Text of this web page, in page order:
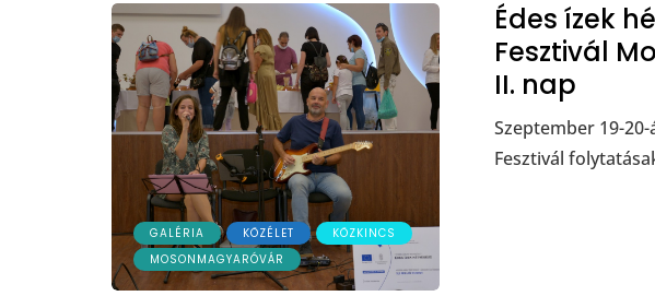
GALÉRIA KÖZÉLET
KÖZKINCS
MOSONMAGYARÓVÁR
Édes ízek
Fesztivál
II. nap
Szeptember 19-
Fesztivál